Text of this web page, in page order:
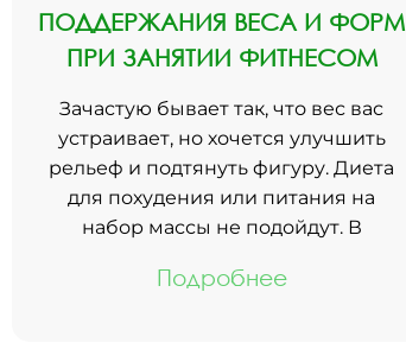
ПОДДЕРЖАНИЯ ВЕСА И ФОРМ
ПРИ ЗАНЯТИИ ФИТНЕСОМ
Зачастую бывает так, что вес вас
устраивает, но хочется улучшить
рельеф и подтянуть фигуру. Диета
для похудения или питания на
набор массы не подойдут. В
Подробнее